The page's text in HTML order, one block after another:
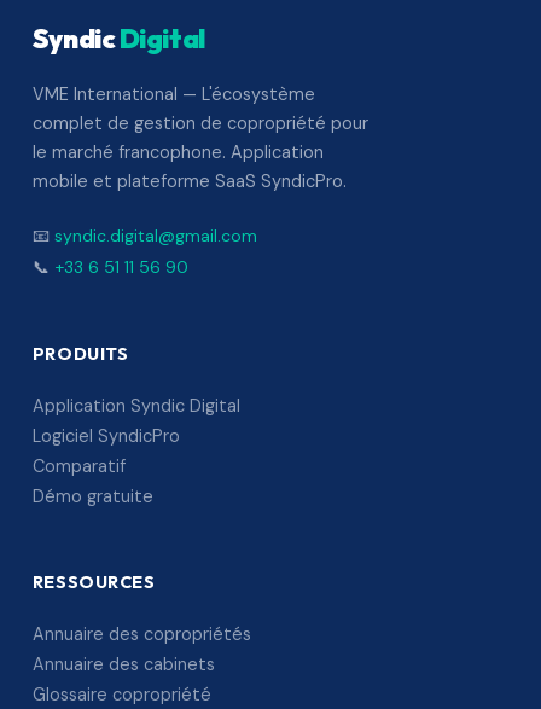
SyndicDigital
VME International — L'écosystème
complet de gestion de copropriété pour
le marché francophone. Application
mobile et plateforme SaaS SyndicPro.
📧 syndic.digital@gmail.com
📞 +33 6 51 11 56 90
PRODUITS
Application Syndic Digital
Logiciel SyndicPro
Comparatif
Démo gratuite
RESSOURCES
Annuaire des copropriétés
Annuaire des cabinets
Glossaire copropriété